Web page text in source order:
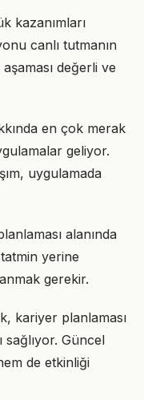
kazanımları
canlı tutmanın
değerli ve
en çok merak
geliyor.
uygulamada
alanında
tatmin yerine
gerekir.
kariyer planlaması
sağlıyor. Güncel
de etkinliği